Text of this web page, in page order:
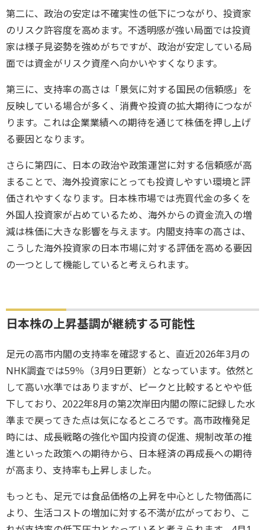
第二に、政治の安定は不確実性の低下につながり、投資家
のリスク許容度を高めます。不透明感が強い局面では投資
家は様子見姿勢を強めがちですが、政治が安定している局
面では資金がリスク資産へ向かいやすくなります。
第三に、支持率の高さは「景気に対する国民の信頼感」を
反映している場合が多く、消費や投資の拡大期待につなが
ります。これは企業業績への期待を通じて株価を押し上げ
る要因となります。
さらに第四に、日本の政治や政策運営に対する信頼感が高
まることで、海外投資家にとっても投資しやすい環境と評
価されやすくなります。日本株市場では売買代金の多くを
外国人投資家が占めているため、海外からの資金流入の増
減は株価に大きな影響を与えます。内閣支持率の高さは、
こうした海外投資家の日本市場に対する評価を高める要因
の一つとして機能していると考えられます。
日本株の上昇基調が継続する可能性
足元の高市内閣の支持率を確認すると、直近2026年3月の
NHK調査では59％（3月9日更新）となっています。依然と
して高い水準ではありますが、ピークと比較するとやや低
下しており、2022年8月の第2次岸田内閣の際に記録した水
準まで戻ってきた点は気になるところです。高市政権発足
時には、成長戦略の強化や国内投資の促進、規制改革の推
進といった政策への期待から、日本経済の再成長への期待
が高まり、支持率も上昇しました。
もっとも、足元では食品価格の上昇を中心とした物価高に
より、生活コストの増加に対する不満が広がっており、こ